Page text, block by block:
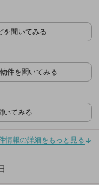
を聞いてみる
件を聞いてみる
いてみる
情報の詳細をもっと見る